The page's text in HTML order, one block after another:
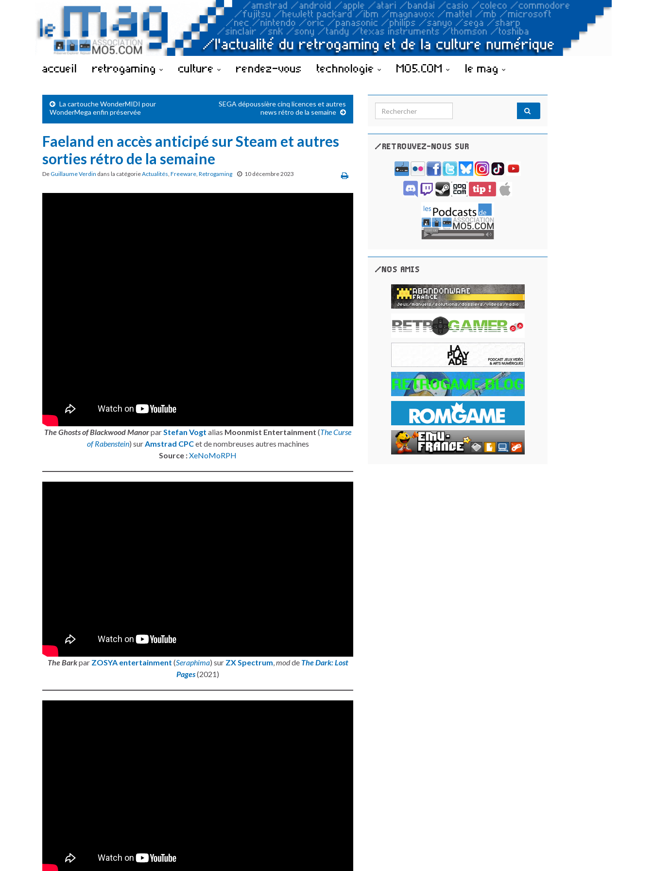
accueil retrogaming culture rendez-vous technologie MO5.COM le mag
La cartouche WonderMIDI pour
WonderMega enfin préservée
SEGA dépoussière cinq licences et autres
news rétro de la semaine
Faeland en accès anticipé sur Steam et autres
sorties rétro de la semaine
DeGuillaume Verdin dans la catégorieActualités, Freeware, Retrogaming 10 décembre 2023
The Ghosts of Blackwood ManorparStefan Vogt alias Moonmist Entertainment (The Curse
of Rabenstein) surAmstrad CPCet de nombreuses autres machines
Source :XeNoMoRPH
The Barkpar ZOSYA entertainment (Seraphima) sur ZX Spectrum,modde The Dark: Lost
Pages(2021)
Search for:
/RETROUVEZ-NOUS SUR
/NOS AMIS